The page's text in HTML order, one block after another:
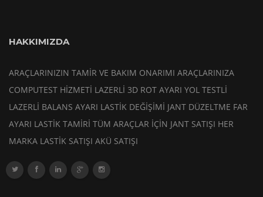
HAKKIMIZDA
ARAÇLARINIZIN TAMİR VE BAKIM ONARIMI ARAÇLARINIZA
COMPUTEST HİZMETİ LAZERLİ 3D ROT AYARI YOL TESTLİ
LAZERLİ BALANS AYARI LASTİK DEĞİŞİMİ JANT DÜZELTME FAR
AYARI LASTİK TAMİRİ TÜM ARAÇLAR İÇİN JANT SATIŞI HER
MARKA LASTİK SATIŞI AKÜ SATIŞI